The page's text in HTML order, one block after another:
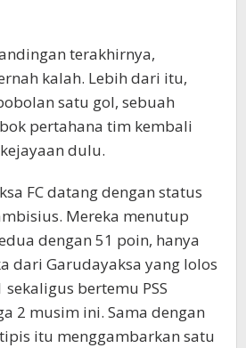
terakhirnya,
kalah. Lebih dari itu,
satu gol, sebuah
pertahana tim kembali
dulu.
FC datang dengan status
Mereka menutup
dengan 51 poin, hanya
dari Garudayaksa yang lolos
bertemu PSS
2 musim ini. Sama dengan
itu menggambarkan satu